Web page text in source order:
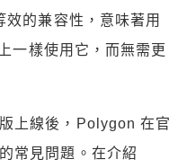
的兼容性，意味著用
一樣使用它，而無需更
上線後，Polygon 在官
常見問題。在介紹